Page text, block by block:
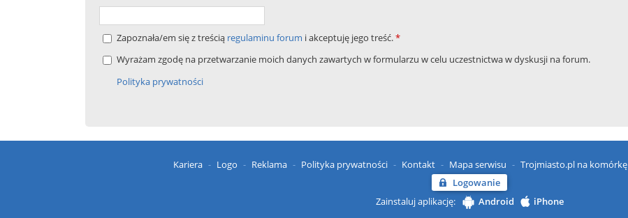
Zapoznała/em się z treścią regulaminu forum i akceptuję jego treść.*
Wyrażam zgodę na przetwarzanie moich danych zawartych w formularzu w celu uczestnictwa w dyskusji na forum.
Polityka prywatności
Kariera Logo Reklama Polityka prywatności Kontakt Mapa serwisu Trojmiasto.pl na komórkę
Logowanie
Zainstaluj aplikację:
Android
iPhone